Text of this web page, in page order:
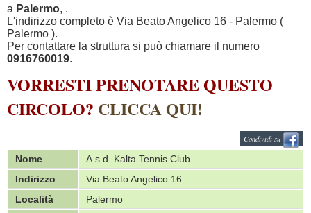
a Palermo, .
L'indirizzo completo è Via Beato Angelico 16 - Palermo (
Palermo ).
Per contattare la struttura si può chiamare il numero
0916760019.
VORRESTI PRENOTARE QUESTO
CIRCOLO? CLICCA QUI!
Condividi su
Nome
A.s.d. Kalta Tennis Club
Indirizzo
Via Beato Angelico 16
Località
Palermo